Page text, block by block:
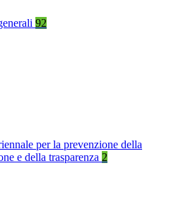
92
per la prevenzione della
e della trasparenza 2